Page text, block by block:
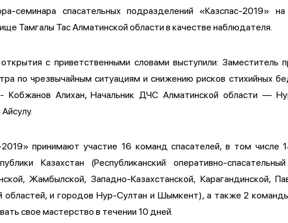
семинара спасательных подразделений «Казспас-2019»
Тамгалы Тас Алматинской области в качестве наблюдателя.
с приветственными словами выступили:
по чрезвычайным ситуациям и снижению рисков стихийных
Кобжанов Алихан, Начальник ДЧС Алматинской области —
принимают участие 16 команд спасателей, в том числе
Казахстан (Республиканский оперативно-
Жамбылской, Западно-Казахстанской, Карагандинской,
областей, и городов Нур-Султан и Шымкент), а также 2
свое мастерство в течении 10 дней.